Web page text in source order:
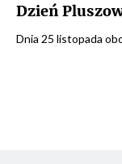
Dzień
Dnia 25 listopada